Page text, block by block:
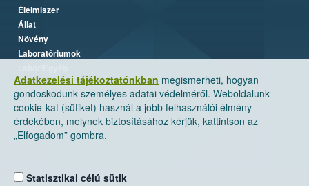
Adatkezelési tájékoztatónkban megismerheti, hogyan
gondoskodunk személyes adatai védelméről. Weboldalunk
cookie-kat (sütiket) használ a jobb felhasználói élmény
érdekében, melynek biztosításához kérjük, kattintson az
„Elfogadom” gombra.
Statisztikai célú sütik
Élelmiszer
Állat
Növény
Laboratóriumok